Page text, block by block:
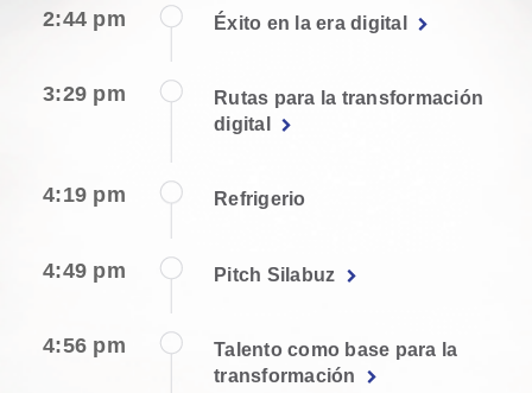
2:44 pm Éxito en la era digital
3:29 pm
Rutas para la transformación
digital
4:19 pm Refrigerio
4:49 pm Pitch Silabuz
4:56 pm
Talento como base para la
transformación